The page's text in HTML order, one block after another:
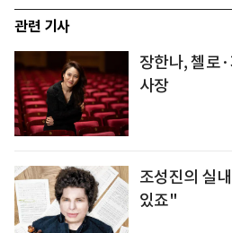
관련 기사
장한나, 첼로
사장
조성진의 실
있죠"